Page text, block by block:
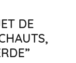
DE